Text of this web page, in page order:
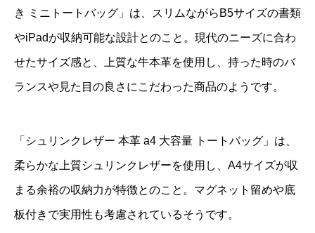
き ミニトートバッグ」は、スリムながらB5サイズの書類
やiPadが収納可能な設計とのこと。現代のニーズに合わ
せたサイズ感と、上質な牛本革を使用し、持った時のバ
ランスや見た目の良さにこだわった商品のようです。
「シュリンクレザー 本革 a4 大容量 トートバッグ」は、
柔らかな上質シュリンクレザーを使用し、A4サイズが収
まる余裕の収納力が特徴とのこと。マグネット留めや底
板付きで実用性も考慮されているそうです。